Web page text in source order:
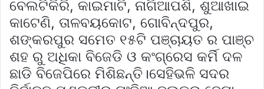
ବେଲଟିକିରି, କାଇମାଟି, ନାଗିଆପଶି, ଶୁଆଖାଇ
କାଟେଣି, ତାଳବୟକୋଟ, ଗୋବିନ୍ଦପୁର,
ଶଙ୍କରପୁର ସମେତ ୧୫ଟି ପଞ୍ଚାୟତ ର ପାଞ୍ଚ
ଶହ ରୁ ଅଧିକା ବିଜେଡି ଓ କଂଗ୍ରେସ କର୍ମି ଦଳ
ଛାଡି ବିଜେପିରେ ମିଶିଛନ୍ତି।ସେହିଭଳି ସଦର